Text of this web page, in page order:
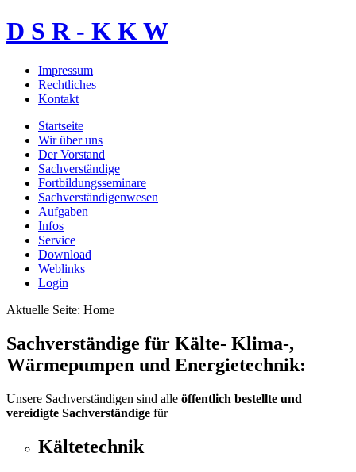
D S R - K K W
Impressum
Rechtliches
Kontakt
Startseite
Wir über uns
Der Vorstand
Sachverständige
Fortbildungsseminare
Sachverständigenwesen
Aufgaben
Infos
Service
Download
Weblinks
Login
Aktuelle Seite: Home
Sachverständige für Kälte- Klima-,
Wärmepumpen und Energietechnik:
Unsere Sachverständigen sind alle öffentlich bestellte und
vereidigte Sachverständige für
Kältetechnik